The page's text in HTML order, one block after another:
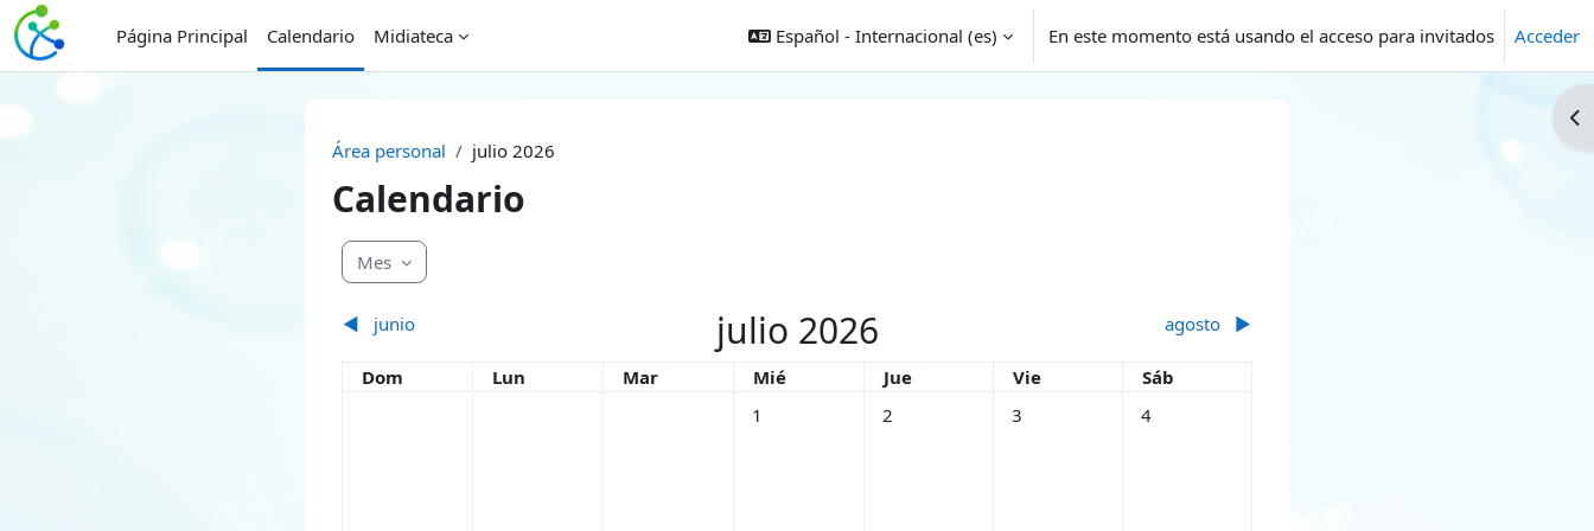
Salta al contenido principal
Página Principal
Calendario Midiateca Español - Internacional ‎(es)‎ En este momento está usando el acceso para invitados Acceder
Área personal
julio 2026
Calendario
Mes
◀︎ junio julio 2026 agosto ▶︎
Domingo
Dom Lunes
Lun Martes
Mar Miércoles
Mié Jueves
Jue Viernes
Vie Sábado
Sáb
Sin eventos, miércoles, 1 julio
1 Sin eventos, jueves, 2 julio
2 Sin eventos, viernes, 3 julio
3 Sin eventos, sábado, 4 julio
4